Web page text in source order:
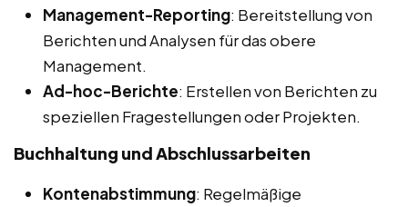
Management-Reporting: Bereitstellung von
Berichten und Analysen für das obere
Management.
Ad-hoc-Berichte: Erstellen von Berichten zu
speziellen Fragestellungen oder Projekten.
Buchhaltung und Abschlussarbeiten
Kontenabstimmung: Regelmäßige